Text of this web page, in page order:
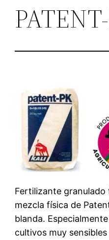
Fertilizante
mezcla física de
blanda.
cultivos muy